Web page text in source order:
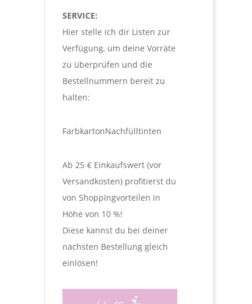
SERVICE:
Hier stelle ich dir Listen zur
Verfügung, um deine Vorräte
zu überprüfen und die
Bestellnummern bereit zu
halten:
FarbkartonNachfülltinten
Ab 25 € Einkaufswert (vor
Versandkosten) profitierst du
von Shoppingvorteilen in
Höhe von 10 %!
Diese kannst du bei deiner
nächsten Bestellung gleich
einlösen!